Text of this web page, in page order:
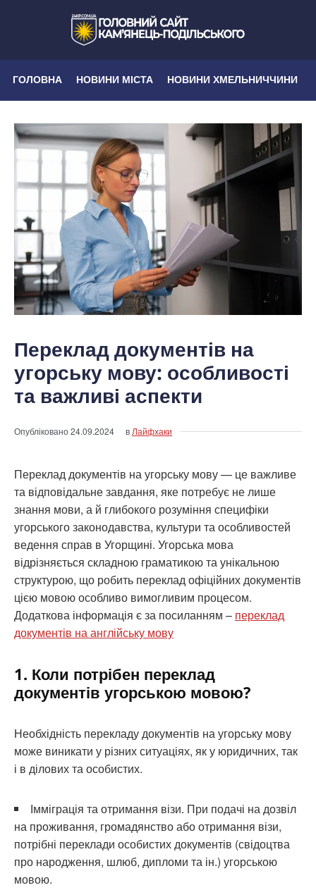
ГОЛОВНА НОВИНИ МІСТА НОВИНИ ХМЕЛЬНИЧЧИНИ
Переклад документів на
угорську мову: особливості
та важливі аспекти
Опубліковано24.09.2024 в Лайфхаки
Переклад документів на угорську мову — це важливе
та відповідальне завдання, яке потребує не лише
знання мови, а й глибокого розуміння специфіки
угорського законодавства, культури та особливостей
ведення справ в Угорщині. Угорська мова
відрізняється складною граматикою та унікальною
структурою, що робить переклад офіційних документів
цією мовою особливо вимогливим процесом.
Додаткова інформація є за посиланням – переклад
документів на англійську мову
1. Коли потрібен переклад
документів угорською мовою?
Необхідність перекладу документів на угорську мову
може виникати у різних ситуаціях, як у юридичних, так
і в ділових та особистих.
Імміграція та отримання візи. При подачі на дозвіл
на проживання, громадянство або отримання візи,
потрібні переклади особистих документів (свідоцтва
про народження, шлюб, дипломи та ін.) угорською
мовою.